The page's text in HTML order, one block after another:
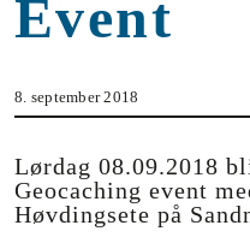
Event
8. september 2018
Lørdag 08.09.2018
Geocaching event
Høvdingsete på